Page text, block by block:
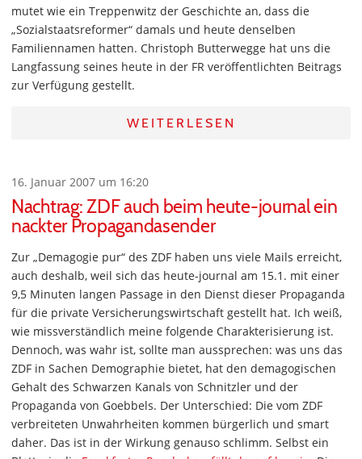
mutet wie ein Treppenwitz der Geschichte an, dass die
„Sozialstaatsreformer“ damals und heute denselben
Familiennamen hatten. Christoph Butterwegge hat uns die
Langfassung seines heute in der FR veröffentlichten Beitrags
zur Verfügung gestellt.
WEITERLESEN
16. Januar 2007 um 16:20
Nachtrag: ZDF auch beim heute-journal ein
nackter Propagandasender
Zur „Demagogie pur“ des ZDF haben uns viele Mails erreicht,
auch deshalb, weil sich das heute-journal am 15.1. mit einer
9,5 Minuten langen Passage in den Dienst dieser Propaganda
für die private Versicherungswirtschaft gestellt hat. Ich weiß,
wie missverständlich meine folgende Charakterisierung ist.
Dennoch, was wahr ist, sollte man aussprechen: was uns das
ZDF in Sachen Demographie bietet, hat den demagogischen
Gehalt des Schwarzen Kanals von Schnitzler und der
Propaganda von Goebbels. Der Unterschied: Die vom ZDF
verbreiteten Unwahrheiten kommen bürgerlich und smart
daher. Das ist in der Wirkung genauso schlimm. Selbst ein